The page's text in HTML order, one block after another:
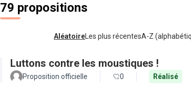
79 propositions
Aléatoire Les plus récentesA-Z
Luttons contre les moustiques !
Proposition officielle 0 Réalisé